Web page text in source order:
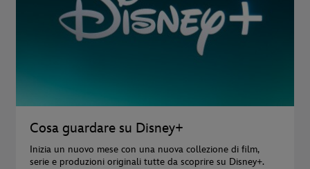
Cosa guardare su Disney+
Inizia un nuovo mese con una nuova collezione di film,
serie e produzioni originali tutte da scoprire su Disney+.